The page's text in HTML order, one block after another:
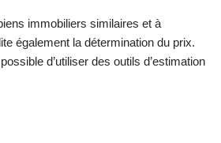
immobiliers similaires et à
également la détermination du prix.
d’utiliser des outils d’estimation